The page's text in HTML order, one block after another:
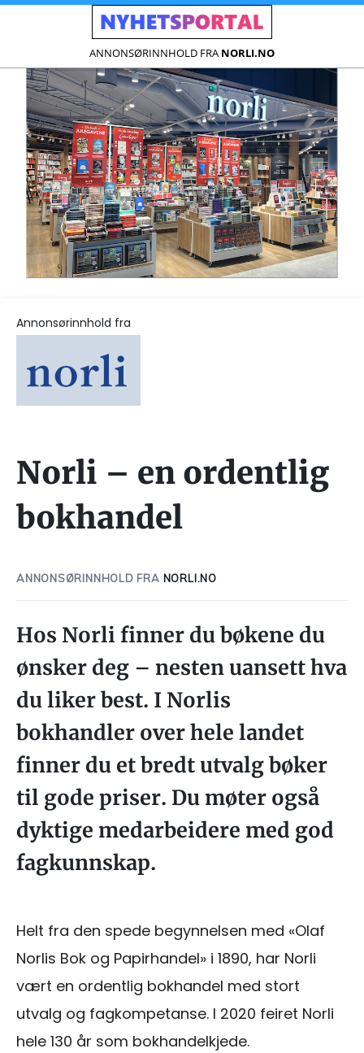
ANNONSØRINNHOLD FRA NORLI.NO
Annonsørinnhold fra
Norli – en ordentlig
bokhandel
ANNONSØRINNHOLD FRA NORLI.NO
Hos Norli finner du bøkene du
ønsker deg – nesten uansett hva
du liker best. I Norlis
bokhandler over hele landet
finner du et bredt utvalg bøker
til gode priser. Du møter også
dyktige medarbeidere med god
fagkunnskap.
Helt fra den spede begynnelsen med «Olaf
Norlis Bok og Papirhandel» i 1890, har Norli
vært en ordentlig bokhandel med stort
utvalg og fagkompetanse. I 2020 feiret Norli
hele 130 år som bokhandelkjede.